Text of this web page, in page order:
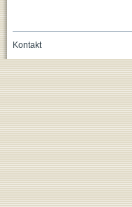
Kontakt